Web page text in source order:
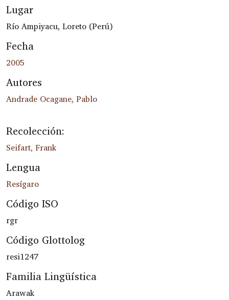
Lugar
Río Ampiyacu, Loreto (Perú)
Fecha
2005
Autores
Andrade Ocagane, Pablo
Recolección:
Seifart, Frank
Lengua
Resígaro
Código ISO
rgr
Código Glottolog
resi1247
Familia Lingüística
Arawak